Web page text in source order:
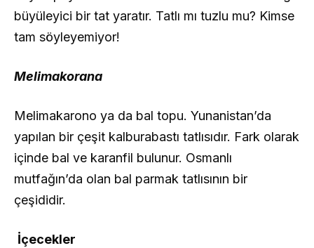
büyüleyici bir tat yaratır. Tatlı mı tuzlu mu? Kimse
tam söyleyemiyor!
Melimakorana
Melimakarono ya da bal topu. Yunanistan’da
yapılan bir çeşit kalburabastı tatlısıdır. Fark olarak
içinde bal ve karanfil bulunur. Osmanlı
mutfağın’da olan bal parmak tatlısının bir
çeşididir.
İçecekler